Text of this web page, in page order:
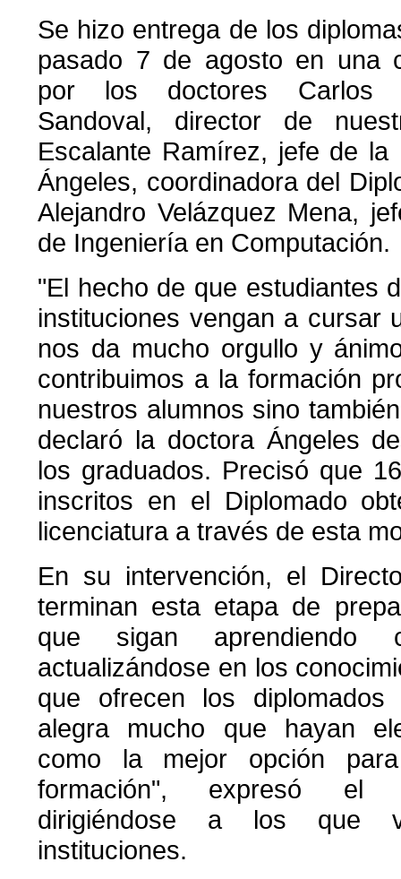
Se hizo entrega de los
pasado 7 de agosto en una
por los doctores Carlos
Sandoval, director de
Escalante Ramírez, jefe de
Ángeles, coordinadora del
Alejandro Velázquez Mena,
de Ingeniería en Computación.
"El hecho de que estudiantes
instituciones vengan a cursar
nos da mucho orgullo y
contribuimos a la formación
nuestros alumnos sino
declaró la doctora Ángeles
los graduados. Precisó que
inscritos en el Diplomado
licenciatura a través de esta
En su intervención, el
terminan esta etapa de
que sigan aprendiendo
actualizándose en los
que ofrecen los
alegra mucho que hayan
como la mejor opción
formación", expresó el
dirigiéndose a los que
instituciones.